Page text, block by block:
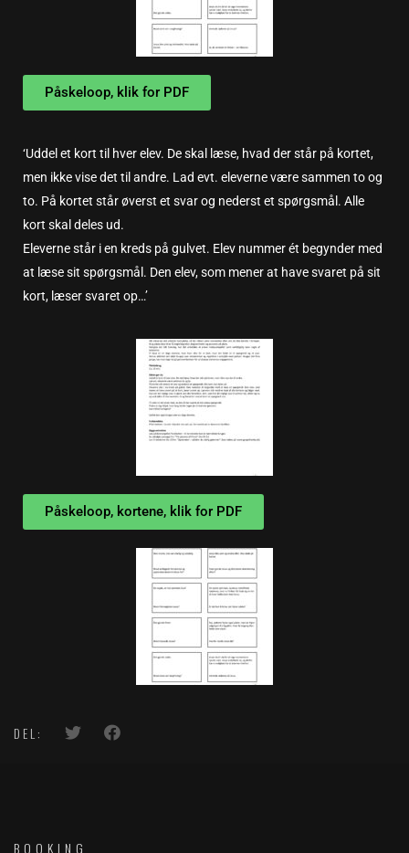
Påskeloop, klik for PDF
‘Uddel et kort til hver elev. De skal læse, hvad der står på kortet,
men ikke vise det til andre. Lad evt. eleverne være sammen to og
to. På kortet står øverst et svar og nederst et spørgsmål. Alle
kort skal deles ud.
Eleverne står i en kreds på gulvet. Elev nummer ét begynder med
at læse sit spørgsmål. Den elev, som mener at have svaret på sit
kort, læser svaret op…’
Påskeloop, kortene, klik for PDF
DEL:
BOOKING